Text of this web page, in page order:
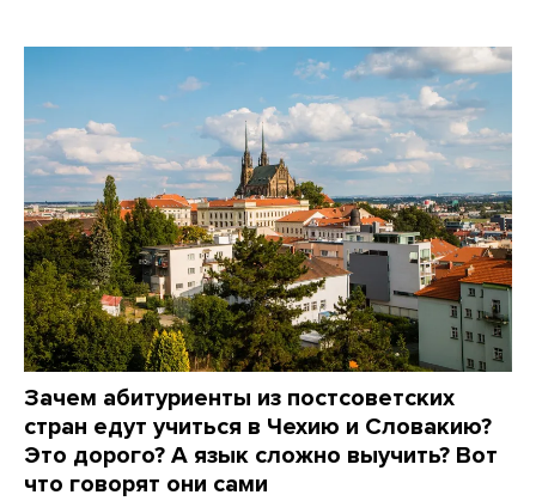
Зачем абитуриенты из постсоветских
стран едут учиться в Чехию и Словакию?
Это дорого? А язык сложно выучить? Вот
что говорят они сами